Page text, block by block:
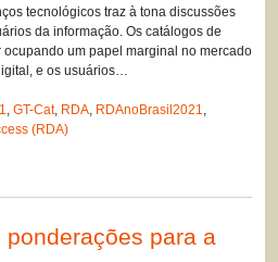
tecnológicos traz à tona discussões
da informação. Os catálogos de
um papel marginal no mercado
e os usuários…
, GT-Cat, RDA, RDAnoBrasil2021,
(RDA)
ponderações para a